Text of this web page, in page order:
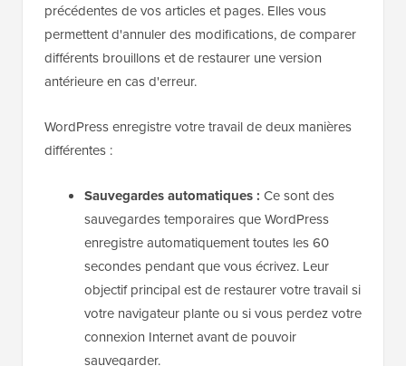
précédentes de vos articles et pages. Elles vous
permettent d'annuler des modifications, de comparer
différents brouillons et de restaurer une version
antérieure en cas d'erreur.
WordPress enregistre votre travail de deux manières
différentes :
Sauvegardes automatiques : Ce sont des
sauvegardes temporaires que WordPress
enregistre automatiquement toutes les 60
secondes pendant que vous écrivez. Leur
objectif principal est de restaurer votre travail si
votre navigateur plante ou si vous perdez votre
connexion Internet avant de pouvoir
sauvegarder.